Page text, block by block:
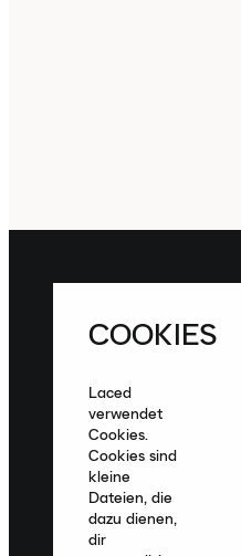
Melde dich für
Melde dich für
zugeschnittene
COOKIES
Laced
verwendet
Cookies.
Cookies sind
kleine
Dateien, die
dazu dienen,
dir